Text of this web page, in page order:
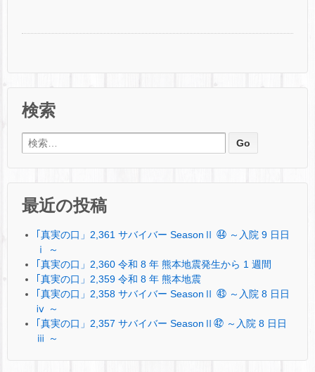
検索
検索:
最近の投稿
｢真実の口」2,361 サバイバー SeasonⅡ ㊹ ～入院 9 日日
ⅰ ～
｢真実の口」2,360 令和 8 年 熊本地震発生から 1 週間
｢真実の口」2,359 令和 8 年 熊本地震
｢真実の口」2,358 サバイバー SeasonⅡ ㊸ ～入院 8 日日
ⅳ ～
｢真実の口」2,357 サバイバー SeasonⅡ㊷ ～入院 8 日日
ⅲ ～